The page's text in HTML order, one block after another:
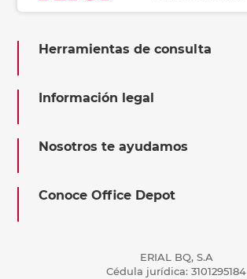
Herramientas de consulta
Información legal
Nosotros te ayudamos
Conoce Office Depot
ERIAL BQ, S.A
Cédula jurídica: 3101295184